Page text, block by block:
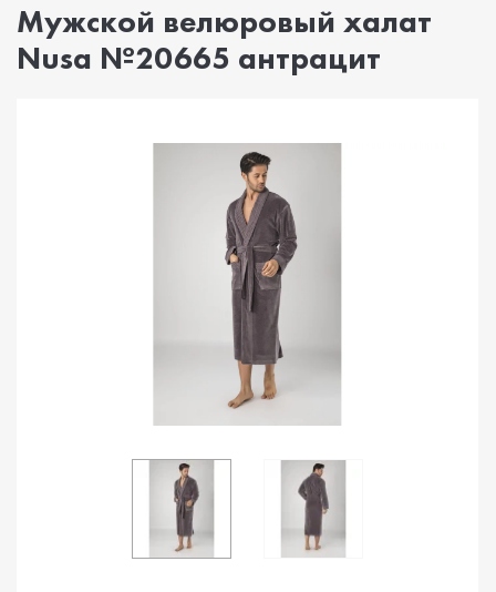
Мужской велюровый халат
Nusa №20665 антрацит